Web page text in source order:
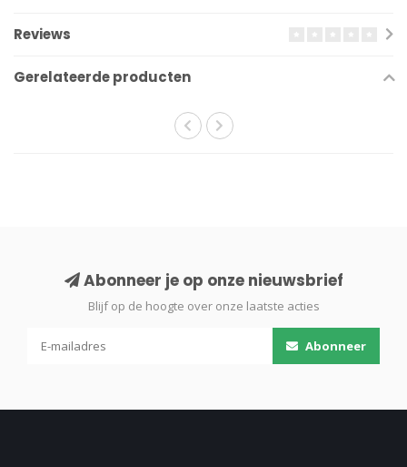
Reviews
Gerelateerde producten
Abonneer je op onze nieuwsbrief
Blijf op de hoogte over onze laatste acties
Abonneer